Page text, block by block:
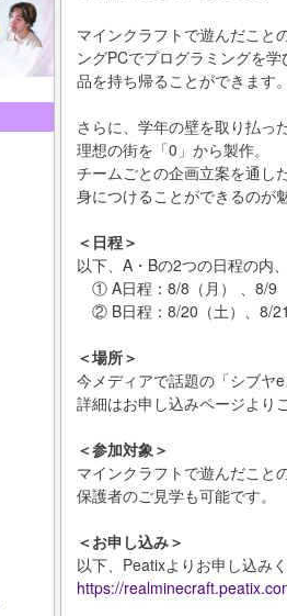
マインクラフトで遊んだこと
ングPCでプログラミングを
品を持ち帰ることができます
さらに、学年の壁を取り払っ
理想の街を「0」から製作。
チームごとの企画立案を通し
身につけることができるのが
＜日程＞
以下、A・Bの2つの日程の内
① A日程：8/8（月） 、8/9
② B日程：8/20（土）、8/
＜場所＞
今メディアで話題の「シブヤ
詳細はお申し込みページより
＜参加対象＞
マインクラフトで遊んだこと
保護者のご見学も可能です。
＜お申し込み＞
以下、Peatixよりお申し込み
https://